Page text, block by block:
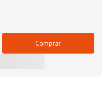
Comprar